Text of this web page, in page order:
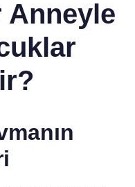
Anneyle